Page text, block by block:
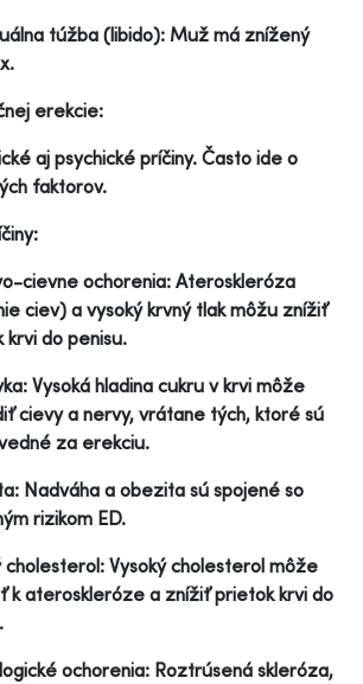
túžba (libido): Muž má znížený
erekcie:
aj psychické príčiny. Často ide o
faktorov.
cievne ochorenia: Ateroskleróza
ciev) a vysoký krvný tlak môžu znížiť
krvi do penisu.
Vysoká hladina cukru v krvi môže
cievy a nervy, vrátane tých, ktoré sú
za erekciu.
Nadváha a obezita sú spojené so
rizikom ED.
cholesterol: Vysoký cholesterol môže
k ateroskleróze a znížiť prietok krvi do
ochorenia: Roztrúsená skleróza,